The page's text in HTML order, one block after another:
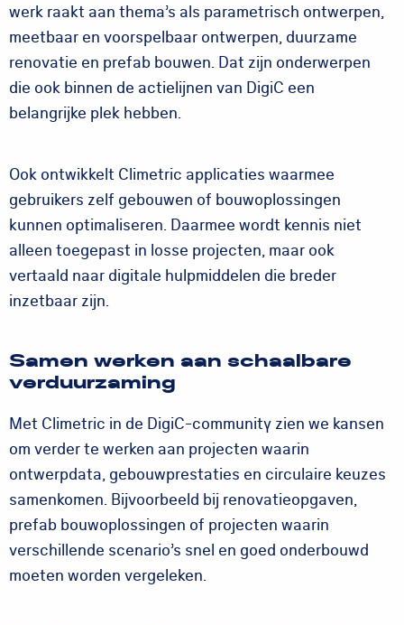
werk raakt aan thema’s als parametrisch ontwerpen,
meetbaar en voorspelbaar ontwerpen, duurzame
renovatie en prefab bouwen. Dat zijn onderwerpen
die ook binnen de actielijnen van DigiC een
belangrijke plek hebben.
Ook ontwikkelt Climetric applicaties waarmee
gebruikers zelf gebouwen of bouwoplossingen
kunnen optimaliseren. Daarmee wordt kennis niet
alleen toegepast in losse projecten, maar ook
vertaald naar digitale hulpmiddelen die breder
inzetbaar zijn.
Samen werken aan schaalbare
verduurzaming
Met Climetric in de DigiC-community zien we kansen
om verder te werken aan projecten waarin
ontwerpdata, gebouwprestaties en circulaire keuzes
samenkomen. Bijvoorbeeld bij renovatieopgaven,
prefab bouwoplossingen of projecten waarin
verschillende scenario’s snel en goed onderbouwd
moeten worden vergeleken.